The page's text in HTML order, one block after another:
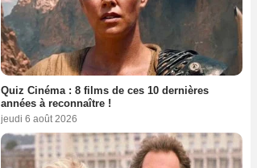
Quiz Cinéma : 8 films de ces 10 dernières
années à reconnaître !
jeudi 6 août 2026